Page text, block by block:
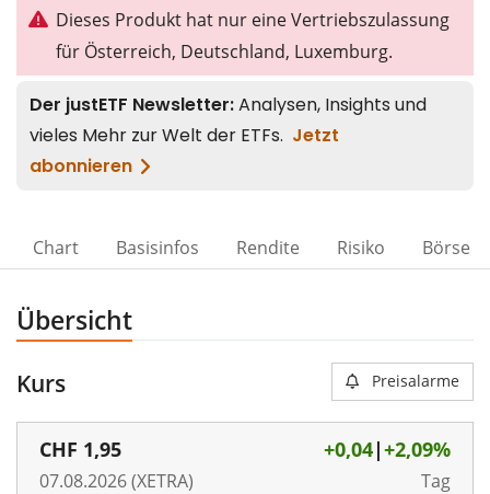
Dieses Produkt hat nur eine Vertriebszulassung
für Österreich, Deutschland, Luxemburg.
Chart Basisinfos Rendite Risiko Börse
Übersicht
Kurs Preisalarme
CHF 1,95
07.08.2026 (XETRA)
+0,04|+2,09%
Tag